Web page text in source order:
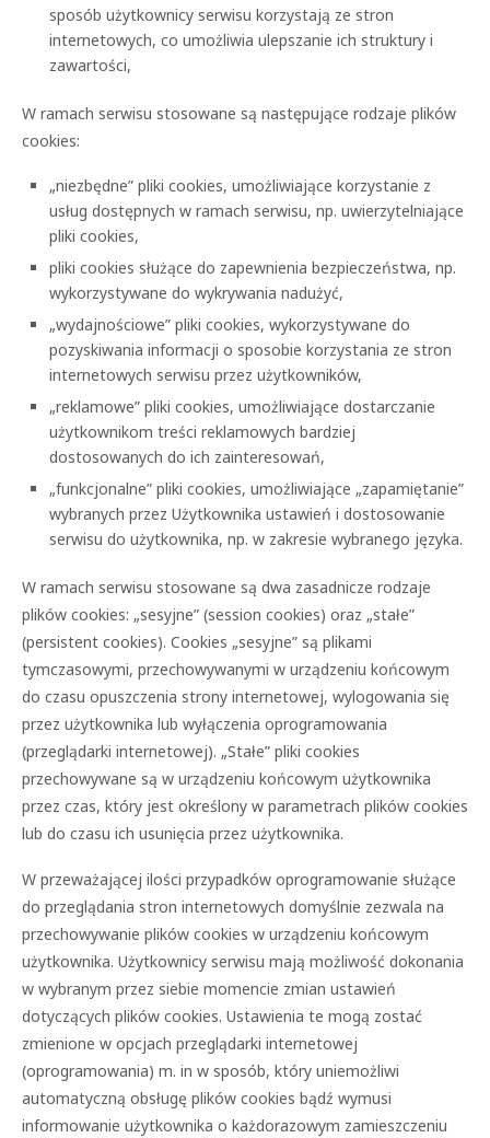
sposób użytkownicy serwisu korzystają ze stron
internetowych, co umożliwia ulepszanie ich struktury i
zawartości,
W ramach serwisu stosowane są następujące rodzaje plików
cookies:
„niezbędne” pliki cookies, umożliwiające korzystanie z
usług dostępnych w ramach serwisu, np. uwierzytelniające
pliki cookies,
pliki cookies służące do zapewnienia bezpieczeństwa, np.
wykorzystywane do wykrywania nadużyć,
„wydajnościowe” pliki cookies, wykorzystywane do
pozyskiwania informacji o sposobie korzystania ze stron
internetowych serwisu przez użytkowników,
„reklamowe” pliki cookies, umożliwiające dostarczanie
użytkownikom treści reklamowych bardziej
dostosowanych do ich zainteresowań,
„funkcjonalne” pliki cookies, umożliwiające „zapamiętanie”
wybranych przez Użytkownika ustawień i dostosowanie
serwisu do użytkownika, np. w zakresie wybranego języka.
W ramach serwisu stosowane są dwa zasadnicze rodzaje
plików cookies: „sesyjne” (session cookies) oraz „stałe”
(persistent cookies). Cookies „sesyjne” są plikami
tymczasowymi, przechowywanymi w urządzeniu końcowym
do czasu opuszczenia strony internetowej, wylogowania się
przez użytkownika lub wyłączenia oprogramowania
(przeglądarki internetowej). „Stałe” pliki cookies
przechowywane są w urządzeniu końcowym użytkownika
przez czas, który jest określony w parametrach plików cookies
lub do czasu ich usunięcia przez użytkownika.
W przeważającej ilości przypadków oprogramowanie służące
do przeglądania stron internetowych domyślnie zezwala na
przechowywanie plików cookies w urządzeniu końcowym
użytkownika. Użytkownicy serwisu mają możliwość dokonania
w wybranym przez siebie momencie zmian ustawień
dotyczących plików cookies. Ustawienia te mogą zostać
zmienione w opcjach przeglądarki internetowej
(oprogramowania) m. in w sposób, który uniemożliwi
automatyczną obsługę plików cookies bądź wymusi
informowanie użytkownika o każdorazowym zamieszczeniu